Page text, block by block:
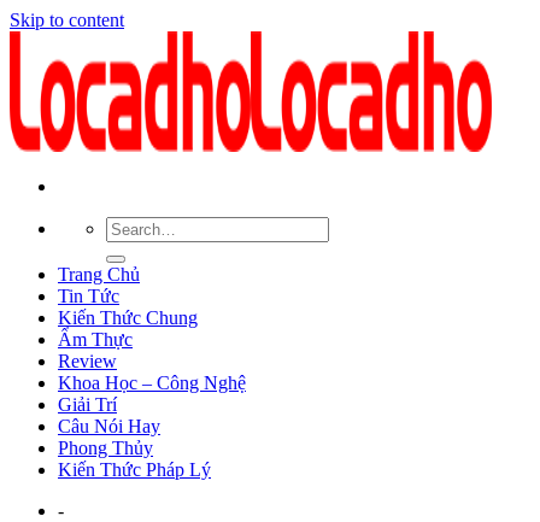
Skip to content
Trang Chủ
Tin Tức
Kiến Thức Chung
Ẩm Thực
Review
Khoa Học – Công Nghệ
Giải Trí
Câu Nói Hay
Phong Thủy
Kiến Thức Pháp Lý
-